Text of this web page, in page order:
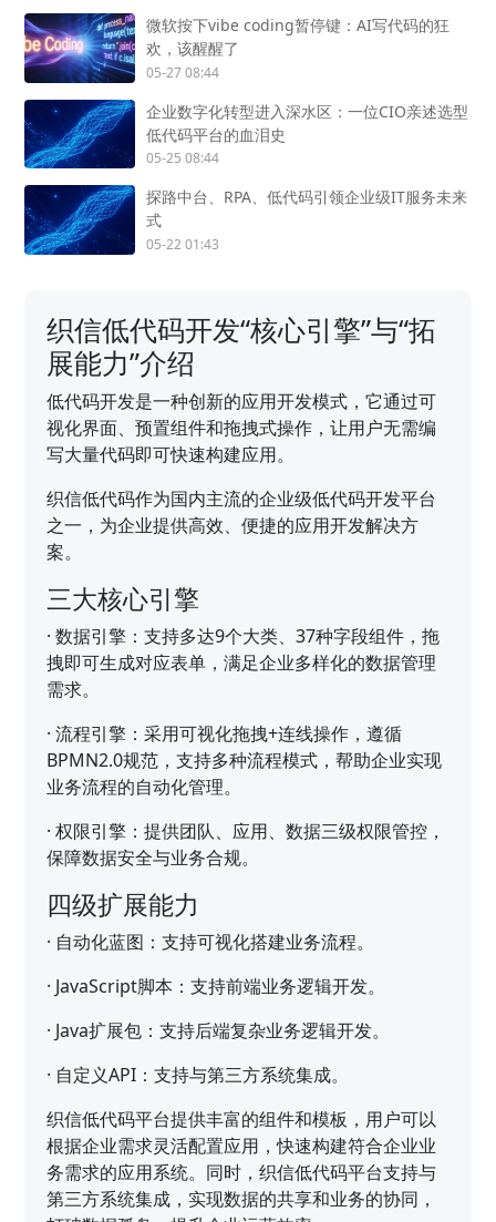
微软按下vibe coding暂停键：AI写代码的狂
欢，该醒醒了
05-27 08:44
企业数字化转型进入深水区：一位CIO亲述选型
低代码平台的血泪史
05-25 08:44
探路中台、RPA、低代码引领企业级IT服务未来
式
05-22 01:43
织信低代码开发“核心引擎”与“拓
展能力”介绍
低代码开发是一种创新的应用开发模式，它通过可
视化界面、预置组件和拖拽式操作，让用户无需编
写大量代码即可快速构建应用。
织信低代码作为国内主流的企业级低代码开发平台
之一，为企业提供高效、便捷的应用开发解决方
案。
三大核心引擎
·数据引擎：支持多达9个大类、37种字段组件，拖
拽即可生成对应表单，满足企业多样化的数据管理
需求。
·流程引擎：采用可视化拖拽+连线操作，遵循
BPMN2.0规范，支持多种流程模式，帮助企业实现
业务流程的自动化管理。
·权限引擎：提供团队、应用、数据三级权限管控，
保障数据安全与业务合规。
四级扩展能力
· 自动化蓝图：支持可视化搭建业务流程。
· JavaScript脚本：支持前端业务逻辑开发。
· Java扩展包：支持后端复杂业务逻辑开发。
· 自定义API：支持与第三方系统集成。
织信低代码平台提供丰富的组件和模板，用户可以
根据企业需求灵活配置应用，快速构建符合企业业
务需求的应用系统。同时，织信低代码平台支持与
第三方系统集成，实现数据的共享和业务的协同，